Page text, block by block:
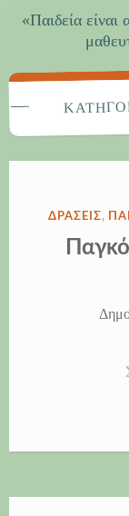
«Παιδεία
ΣΤΗΝ
ΔΡΆΣΕΙΣ,